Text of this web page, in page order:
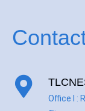
Office I :